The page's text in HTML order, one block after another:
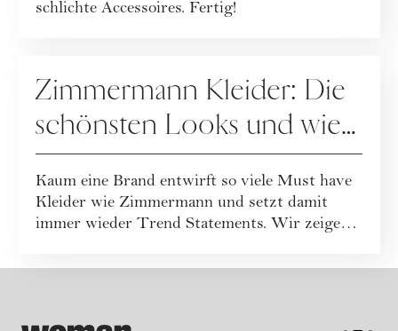
schlichte Accessoires. Fertig!
Zimmermann Kleider: Die
schönsten Looks und wie
Sie sie stilvoll kombinieren
Kaum eine Brand entwirft so viele Must have
Kleider wie Zimmermann und setzt damit
immer wieder Trend Statements. Wir zeigen